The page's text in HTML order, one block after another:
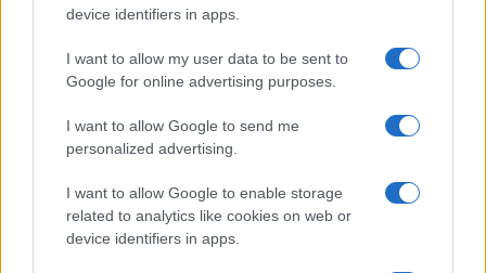
device identifiers in apps.
I want to allow my user data to be sent to
Google for online advertising purposes.
I want to allow Google to send me
personalized advertising.
I want to allow Google to enable storage
related to analytics like cookies on web or
device identifiers in apps.